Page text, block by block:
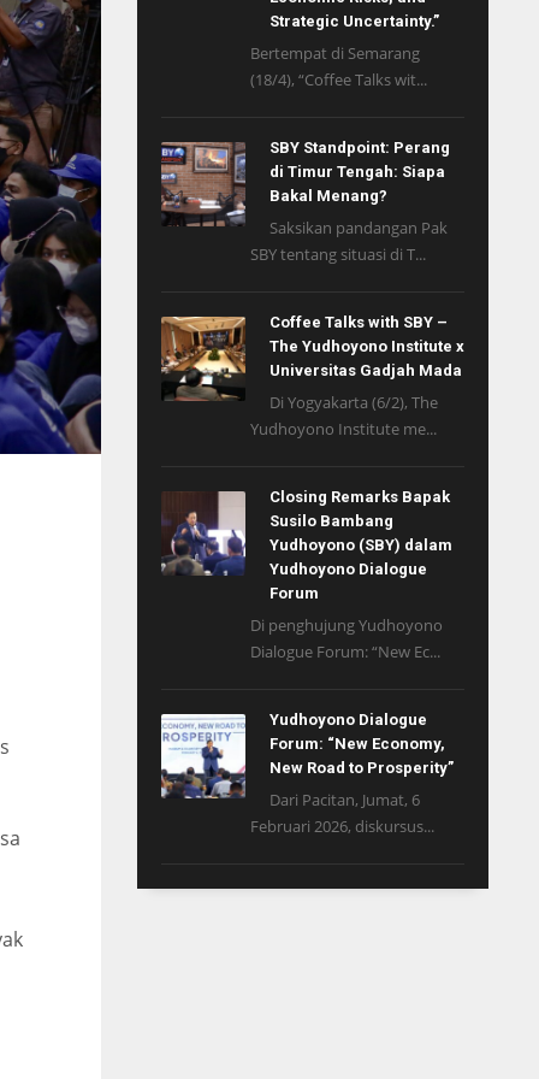
Strategic Uncertainty.”
Bertempat di Semarang
(18/4), “Coffee Talks wit...
SBY Standpoint: Perang
di Timur Tengah: Siapa
Bakal Menang?
Saksikan pandangan Pak
SBY tentang situasi di T...
Coffee Talks with SBY –
The Yudhoyono Institute x
Universitas Gadjah Mada
Di Yogyakarta (6/2), The
Yudhoyono Institute me...
Closing Remarks Bapak
Susilo Bambang
Yudhoyono (SBY) dalam
Yudhoyono Dialogue
Forum
Di penghujung Yudhoyono
Dialogue Forum: “New Ec...
Yudhoyono Dialogue
Forum: “New Economy,
New Road to Prosperity”
Dari Pacitan, Jumat, 6
Februari 2026, diskursus...